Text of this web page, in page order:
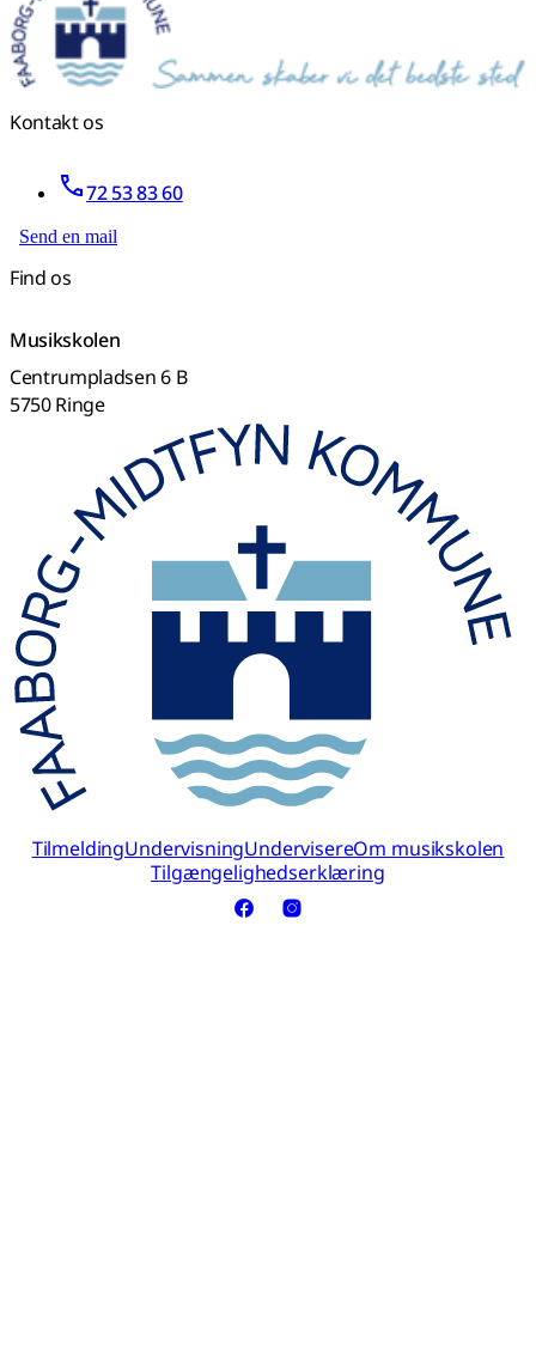
Kontakt os
72 53 83 60
Send en mail
Find os
Musikskolen
Centrumpladsen 6 B
5750 Ringe
TilmeldingUndervisningUndervisereOm musikskolen
Tilgængelighedserklæring